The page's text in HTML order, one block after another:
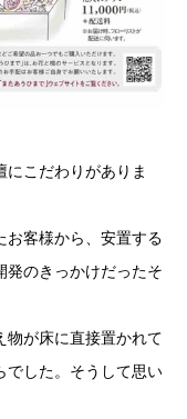
にこだわりがありま
お客様から、安置する
発のきっかけだったそ
物が床に直接置かれて
でした。そうして思い